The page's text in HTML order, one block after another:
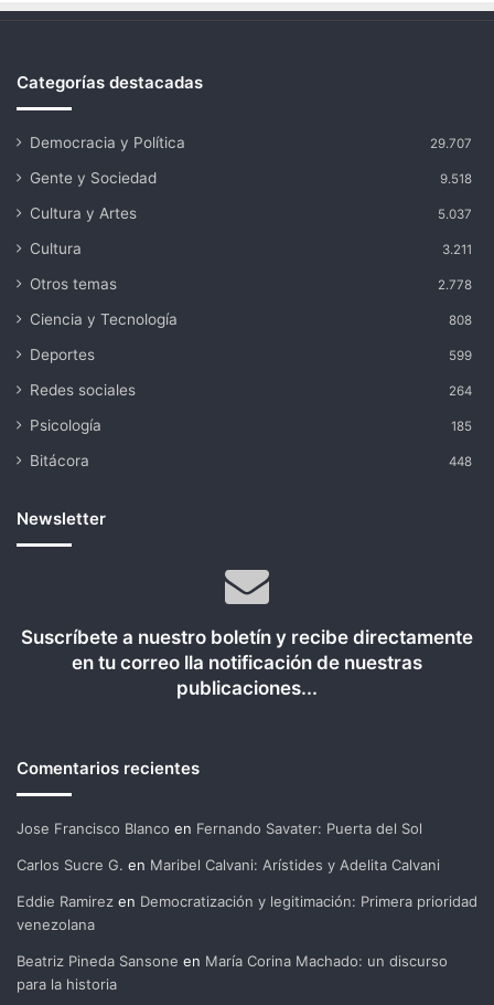
Categorías destacadas
Democracia y Política 29.707
Gente y Sociedad 9.518
Cultura y Artes 5.037
Cultura 3.211
Otros temas 2.778
Ciencia y Tecnología 808
Deportes 599
Redes sociales 264
Psicología 185
Bitácora 448
Newsletter
Suscríbete a nuestro boletín y recibe directamente
en tu correo lla notificación de nuestras
publicaciones...
Comentarios recientes
Jose Francisco Blanco en Fernando Savater: Puerta del Sol
Carlos Sucre G. en Maribel Calvani: Arístides y Adelita Calvani
Eddie Ramirez en Democratización y legitimación: Primera prioridad
venezolana
Beatriz Pineda Sansone en María Corina Machado: un discurso
para la historia